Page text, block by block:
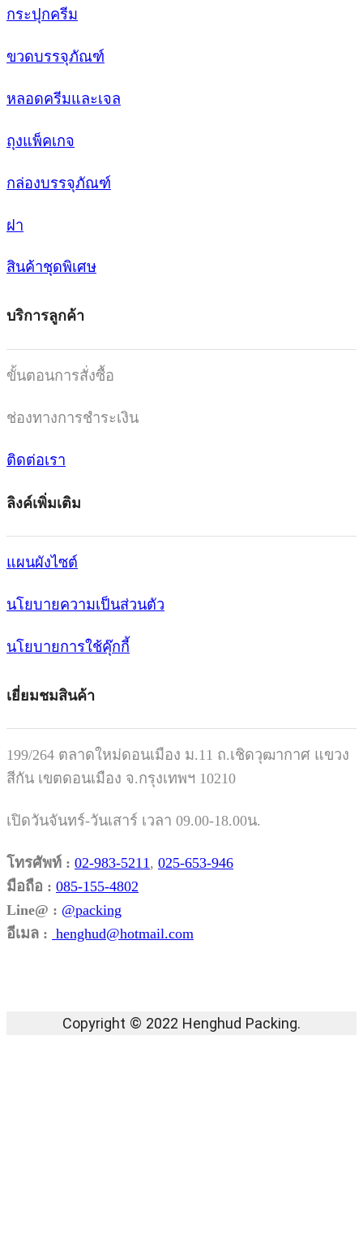
กระปุกครีม
ขวดบรรจุภัณฑ์
หลอดครีมและเจล
ถุงแพ็คเกจ
กล่องบรรจุภัณฑ์
ฝา
สินค้าชุดพิเศษ
บริการลูกค้า
ขั้นตอนการสั่งซื้อ
ช่องทางการชำระเงิน
ติดต่อเรา
ลิงค์เพิ่มเติม
แผนผังไซต์
นโยบายความเป็นส่วนตัว
นโยบายการใช้คุ๊กกี้
เยี่ยมชมสินค้า
199/264 ตลาดใหม่ดอนเมือง ม.11 ถ.เชิดวุฒากาศ แขวง
สีกัน เขตดอนเมือง จ.กรุงเทพฯ 10210
เปิดวันจันทร์-วันเสาร์ เวลา 09.00-18.00น.
โทรศัพท์ : 02-983-5211 , 025-653-946
มือถือ : 085-155-4802
Line@ : @packing
อีเมล : henghud@hotmail.com
Copyright © 2022 Henghud Packing.